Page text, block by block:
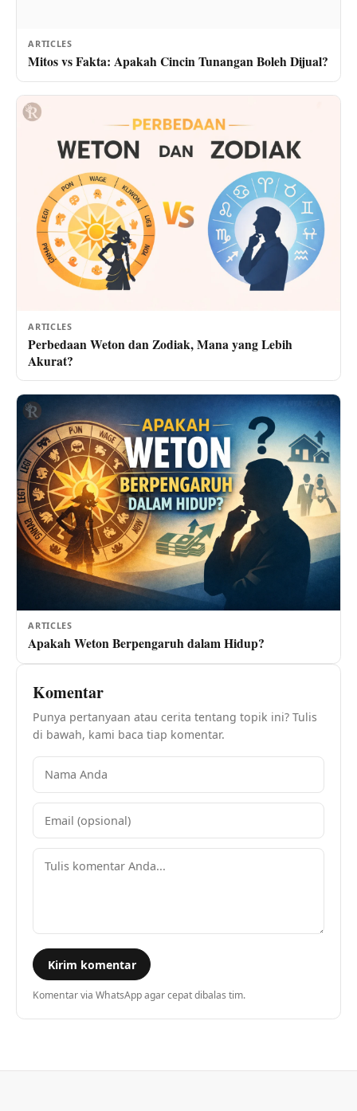
ARTICLES
Mitos vs Fakta: Apakah Cincin Tunangan Boleh Dijual?
ARTICLES
Perbedaan Weton dan Zodiak, Mana yang Lebih
Akurat?
ARTICLES
Apakah Weton Berpengaruh dalam Hidup?
Komentar
Punya pertanyaan atau cerita tentang topik ini? Tulis
di bawah, kami baca tiap komentar.
Kirim komentar
Komentar via WhatsApp agar cepat dibalas tim.